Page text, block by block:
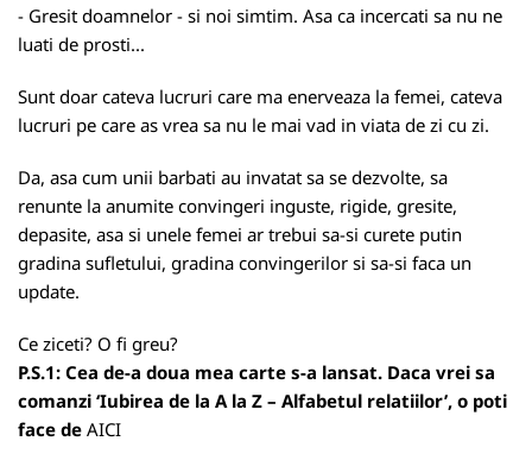
- Gresit doamnelor - si noi simtim. Asa ca incercati sa nu ne
luati de prosti...
Sunt doar cateva lucruri care ma enerveaza la femei, cateva
lucruri pe care as vrea sa nu le mai vad in viata de zi cu zi.
Da, asa cum unii barbati au invatat sa se dezvolte, sa
renunte la anumite convingeri inguste, rigide, gresite,
depasite, asa si unele femei ar trebui sa-si curete putin
gradina sufletului, gradina convingerilor si sa-si faca un
update.
Ce ziceti? O fi greu?
P.S.1: Cea de-a doua mea carte s-a lansat. Daca vrei sa
comanzi ‘Iubirea de la A la Z – Alfabetul relatiilor’, o poti
face de AICI